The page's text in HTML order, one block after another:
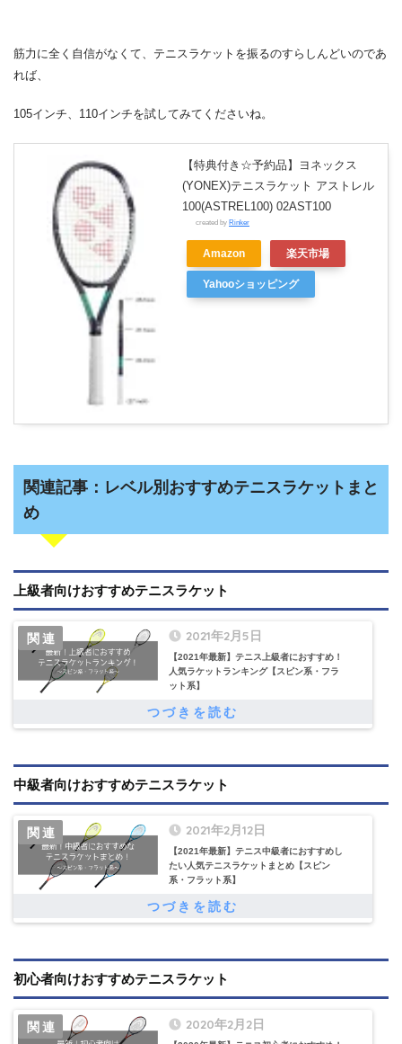
筋力に全く自信がなくて、テニスラケットを振るのすらしんどいのであ
れば、
105インチ、110インチを試してみてくださいね。
【特典付き☆予約品】ヨネックス
(YONEX)テニスラケット アストレル
100(ASTREL100) 02AST100
created by Rinker
Amazon 楽天市場
Yahooショッピング
関連記事：レベル別おすすめテニスラケットまと
め
上級者向けおすすめテニスラケット
2021年2月5日
【2021年最新】テニス上級者におすすめ！
人気ラケットランキング【スピン系・フラ
ット系】
中級者向けおすすめテニスラケット
2021年2月12日
【2021年最新】テニス中級者におすすめし
たい人気テニスラケットまとめ【スピン
系・フラット系】
初心者向けおすすめテニスラケット
2020年2月2日